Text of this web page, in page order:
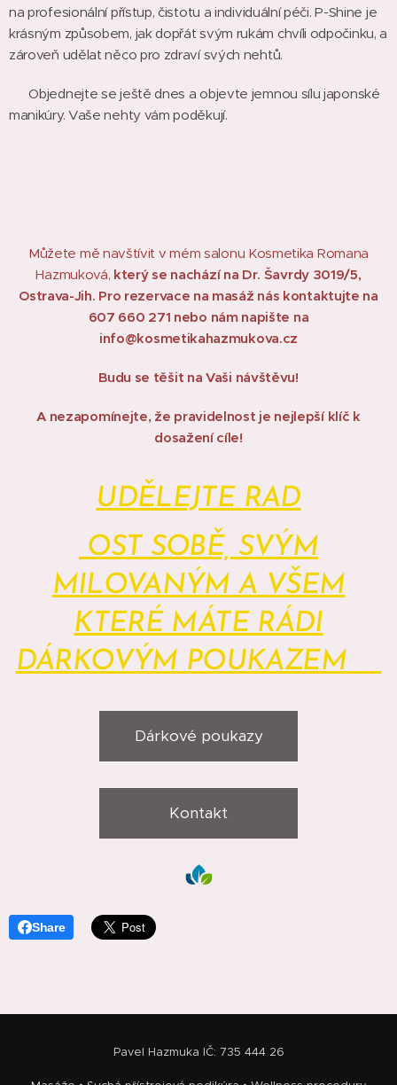
na profesionální přístup, čistotu a individuální péči. P-Shine je
krásným způsobem, jak dopřát svým rukám chvíli odpočinku, a
zároveň udělat něco pro zdraví svých nehtů.
📍 Objednejte se ještě dnes a objevte jemnou sílu japonské
manikúry. Vaše nehty vám poděkují.
Můžete mě navštívit v mém salonu Kosmetika Romana
Hazmuková, který se nachází na Dr. Šavrdy 3019/5,
Ostrava-Jih. Pro rezervace na masáž nás kontaktujte na
607 660 271 nebo nám napište na
info@kosmetikahazmukova.cz
Budu se těšit na Vaši návštěvu!
A nezapomínejte, že pravidelnost je nejlepší klíč k
dosažení cíle!
UDĚLEJTE RAD
OST SOBĚ, SVÝM
MILOVANÝM A VŠEM
KTERÉ MÁTE RÁDI
DÁRKOVÝM POUKAZEM❤️
Dárkové poukazy
Kontakt
Share
Pavel Hazmuka IČ: 735 444 26